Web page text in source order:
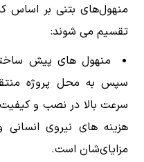
منهول‌های بتنی بر اساس
تقسیم می شوند:
منهول های پیش
سپس به محل پروژه
سرعت بالا در نصب و
هزینه های نیروی
مزایای‌شان است.